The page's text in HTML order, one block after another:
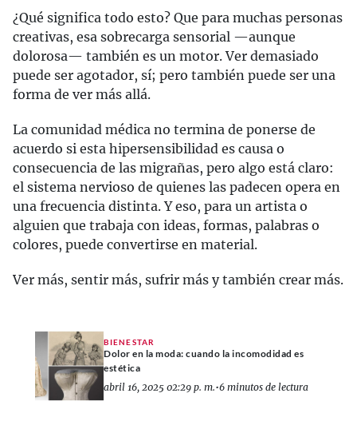
¿Qué significa todo esto? Que para muchas personas
creativas, esa sobrecarga sensorial —aunque
dolorosa— también es un motor. Ver demasiado
puede ser agotador, sí; pero también puede ser una
forma de ver más allá.
La comunidad médica no termina de ponerse de
acuerdo si esta hipersensibilidad es causa o
consecuencia de las migrañas, pero algo está claro:
el sistema nervioso de quienes las padecen opera en
una frecuencia distinta. Y eso, para un artista o
alguien que trabaja con ideas, formas, palabras o
colores, puede convertirse en material.
Ver más, sentir más, sufrir más y también crear más.
BIENESTAR
Dolor en la moda: cuando la incomodidad es
estética
abril 16, 2025 02:29 p. m.•6 minutos de lectura